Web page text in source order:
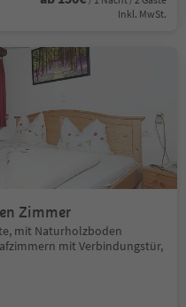
Inkl. MwSt.
Zimmer
mit Naturholzboden
mit Verbindungstür,